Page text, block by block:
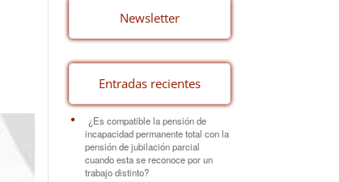
Newsletter
Entradas recientes
¿Es compatible la pensión de
incapacidad permanente total con la
pensión de jubilación parcial
cuando esta se reconoce por un
trabajo distinto?